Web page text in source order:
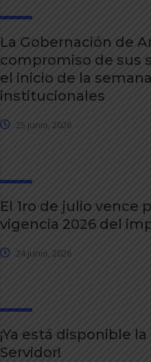
La Gobernación de
compromiso de sus
el inicio de la
institucionales
25 junio, 2026
El 1ro de julio vence
vigencia 2026 del
24 junio, 2026
¡Ya está disponible
Servidor!